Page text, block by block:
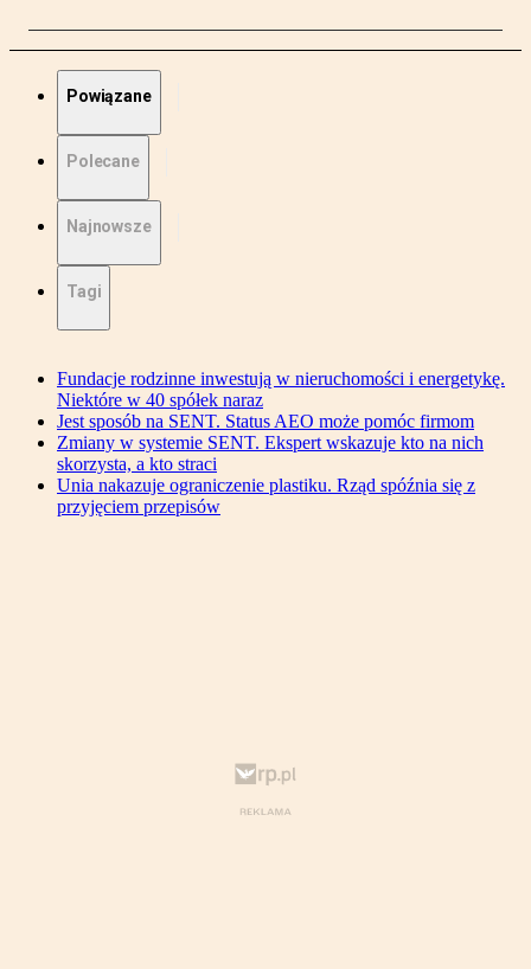
Powiązane
Polecane
Najnowsze
Tagi
Fundacje rodzinne inwestują w nieruchomości i energetykę.
Niektóre w 40 spółek naraz
Jest sposób na SENT. Status AEO może pomóc firmom
Zmiany w systemie SENT. Ekspert wskazuje kto na nich
skorzysta, a kto straci
Unia nakazuje ograniczenie plastiku. Rząd spóźnia się z
przyjęciem przepisów